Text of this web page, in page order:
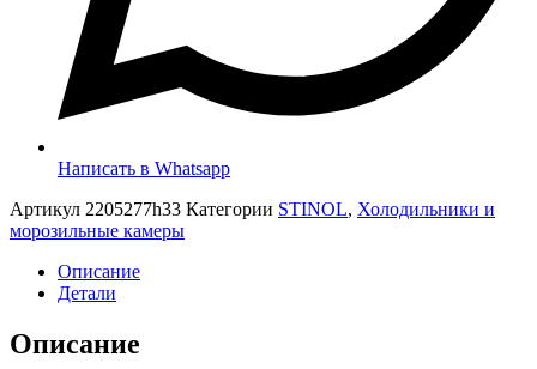
Написать в Whatsapp
Артикул 2205277h33 Категории STINOL, Холодильники и
морозильные камеры
Описание
Детали
Описание